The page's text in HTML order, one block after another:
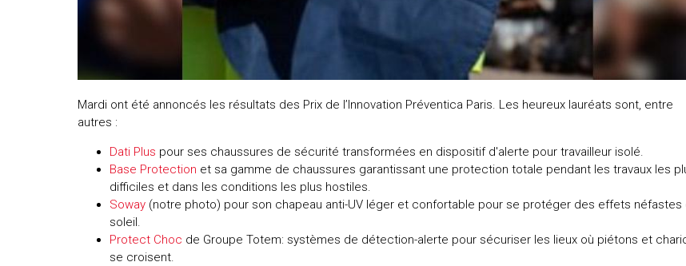
Mardi ont été annoncés les résultats des Prix de l’Innovation Préventica Paris. Les heureux lauréats sont, entre
autres :
Dati Plus pour ses chaussures de sécurité transformées en dispositif d'alerte pour travailleur isolé.
Base Protection et sa gamme de chaussures garantissant une protection totale pendant les travaux les
difficiles et dans les conditions les plus hostiles.
Soway (notre photo) pour son chapeau anti-UV léger et confortable pour se protéger des effets néfastes
soleil.
Protect Choc de Groupe Totem: systèmes de détection-alerte pour sécuriser les lieux où piétons et
se croisent.